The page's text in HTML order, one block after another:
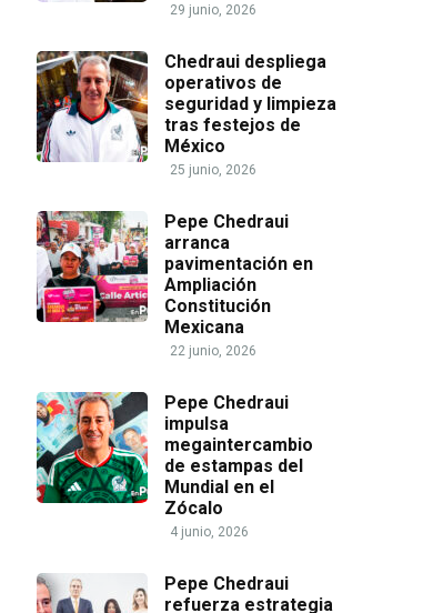
29 junio, 2026
Chedraui despliega
operativos de
seguridad y limpieza
tras festejos de
México
25 junio, 2026
Pepe Chedraui
arranca
pavimentación en
Ampliación
Constitución
Mexicana
22 junio, 2026
Pepe Chedraui
impulsa
megaintercambio
de estampas del
Mundial en el
Zócalo
4 junio, 2026
Pepe Chedraui
refuerza estrategia